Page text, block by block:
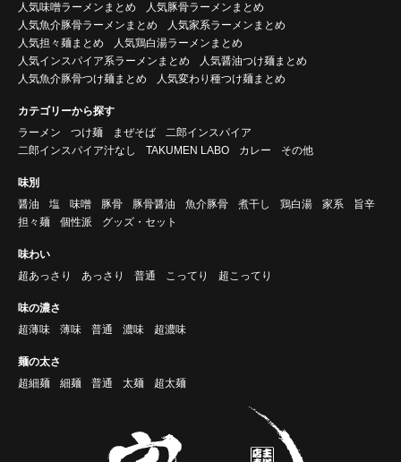
人気味噌ラーメンまとめ
人気豚骨ラーメンまとめ
人気魚介豚骨ラーメンまとめ
人気家系ラーメンまとめ
人気担々麺まとめ
人気鶏白湯ラーメンまとめ
人気インスパイア系ラーメンまとめ
人気醤油つけ麺まとめ
人気魚介豚骨つけ麺まとめ
人気変わり種つけ麺まとめ
カテゴリーから探す
ラーメン
つけ麺 まぜそば
二郎インスパイア
二郎インスパイア汁なし
TAKUMEN LABO カレー その他
味別
醤油
塩 味噌 豚骨 豚骨醤油 魚介豚骨 煮干し 鶏白湯 家系
旨辛
担々麺
個性派 グッズ・セット
味わい
超あっさり
あっさり 普通 こってり 超こってり
味の濃さ
超薄味
薄味 普通 濃味 超濃味
麺の太さ
超細麺
細麺 普通 太麺 超太麺